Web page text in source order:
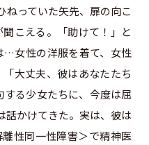
ねっていた矢先、扉の向こ
こえる。「助けて！」と
…女性の洋服を着て、女性
大丈夫、彼はあなたたち
る少女たちに、今度は屈
話かけてきた。実は、彼は
性同一性障害＞で精神医